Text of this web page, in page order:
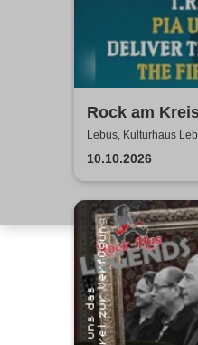
Rock am
Lebus, Kulturhaus
10.10.2026